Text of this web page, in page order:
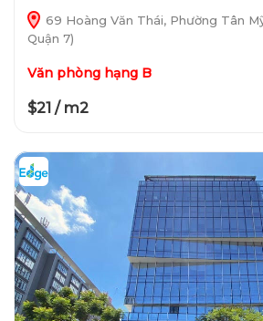
69 Hoàng Văn Thái, Phường Tân
Quận 7)
Văn phòng hạng B
$21 / m2